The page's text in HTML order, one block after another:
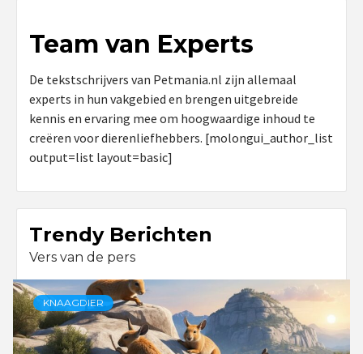
Team van Experts
De tekstschrijvers van Petmania.nl zijn allemaal
experts in hun vakgebied en brengen uitgebreide
kennis en ervaring mee om hoogwaardige inhoud te
creëren voor dierenliefhebbers. [molongui_author_list
output=list layout=basic]
Trendy Berichten
Vers van de pers
KNAAGDIER